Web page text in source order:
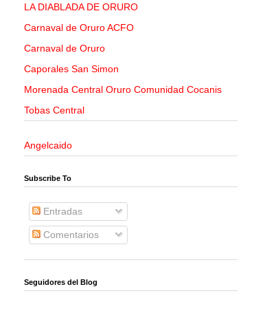
LA DIABLADA DE ORURO
Carnaval de Oruro ACFO
Carnaval de Oruro
Caporales San Simon
Morenada Central Oruro Comunidad Cocanis
Tobas Central
Angelcaido
Subscribe To
Entradas
Comentarios
Seguidores del Blog